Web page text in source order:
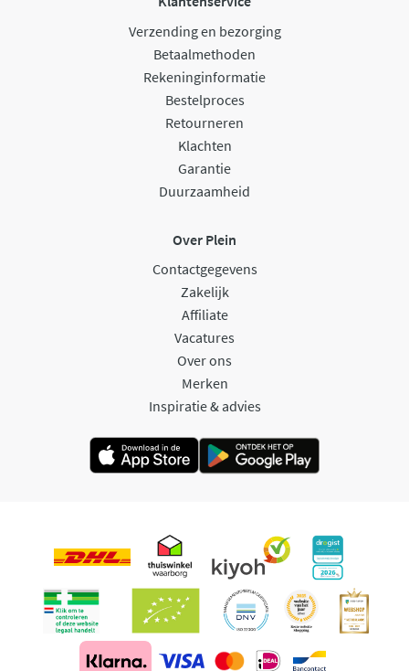
Verzending en bezorging
Betaalmethoden
Rekeninginformatie
Bestelproces
Retourneren
Klachten
Garantie
Duurzaamheid
Over Plein
Contactgegevens
Zakelijk
Affiliate
Vacatures
Over ons
Merken
Inspiratie & advies